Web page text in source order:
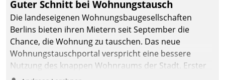
Guter Schnitt bei Wohnungstausch
Die landeseigenen Wohnungsbaugesellschaften
Berlins bieten ihren Mietern seit September die
Chance, die Wohnung zu tauschen. Das neue
Wohnungstauschportal verspricht eine bessere
Nutzung des knappen Wohnraums der Stadt. Erster
Anwendungsfall für Datatrains Lösung API-Hub mit